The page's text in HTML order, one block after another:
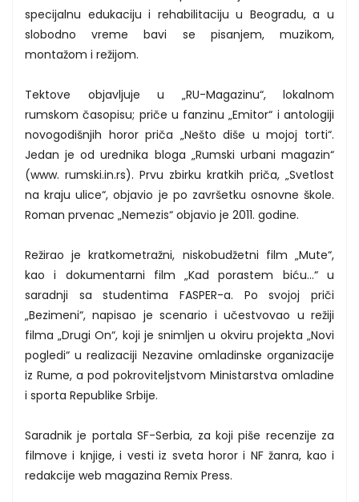
specijalnu edukaciju i rehabilitaciju u Beogradu, a u
slobodno vreme bavi se pisanjem, muzikom,
montažom i režijom.
Tektove objavljuje u „RU-Magazinu“, lokalnom
rumskom časopisu; priče u fanzinu „Emitor“ i antologiji
novogodišnjih horor priča „Nešto diše u mojoj torti“.
Jedan je od urednika bloga „Rumski urbani magazin“
(www. rumski.in.rs). Prvu zbirku kratkih priča, „Svetlost
na kraju ulice“, objavio je po završetku osnovne škole.
Roman prvenac „Nemezis“ objavio je 2011. godine.
Režirao je kratkometražni, niskobudžetni film „Mute“,
kao i dokumentarni film „Kad porastem biću...“ u
saradnji sa studentima FASPER-a. Po svojoj priči
„Bezimeni“, napisao je scenario i učestvovao u režiji
filma „Drugi On“, koji je snimljen u okviru projekta „Novi
pogledi“ u realizaciji Nezavine omladinske organizacije
iz Rume, a pod pokroviteljstvom Ministarstva omladine
i sporta Republike Srbije.
Saradnik je portala SF-Serbia, za koji piše recenzije za
filmove i knjige, i vesti iz sveta horor i NF žanra, kao i
redakcije web magazina Remix Press.